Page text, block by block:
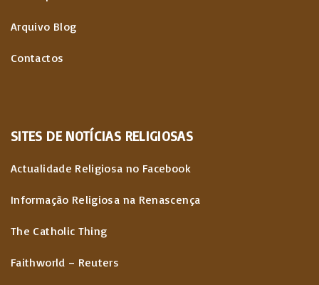
Arquivo Blog
Contactos
SITES DE NOTÍCIAS RELIGIOSAS
Actualidade Religiosa no Facebook
Informação Religiosa na Renascença
The Catholic Thing
Faithworld – Reuters